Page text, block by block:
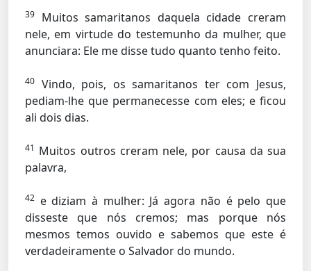
39
Muitos samaritanos daquela cidade creram
nele, em virtude do testemunho da mulher, que
anunciara: Ele me disse tudo quanto tenho feito.
40 Vindo, pois, os samaritanos ter com Jesus,
pediam-lhe que permanecesse com eles; e ficou
ali dois dias.
41 Muitos outros creram nele, por causa da sua
palavra,
42 e diziam à mulher: Já agora não é pelo que
disseste que nós cremos; mas porque nós
mesmos temos ouvido e sabemos que este é
verdadeiramente o Salvador do mundo.